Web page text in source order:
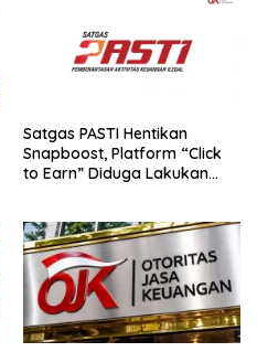
Satgas PASTI Hentikan
Snapboost, Platform “Click
to Earn” Diduga Lakukan